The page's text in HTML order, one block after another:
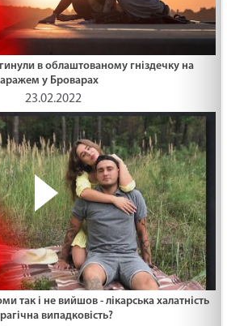
в облаштованому гніздечку на
у Броварах
23.02.2022
так і не вийшов - лікарська халатність
випадковість?